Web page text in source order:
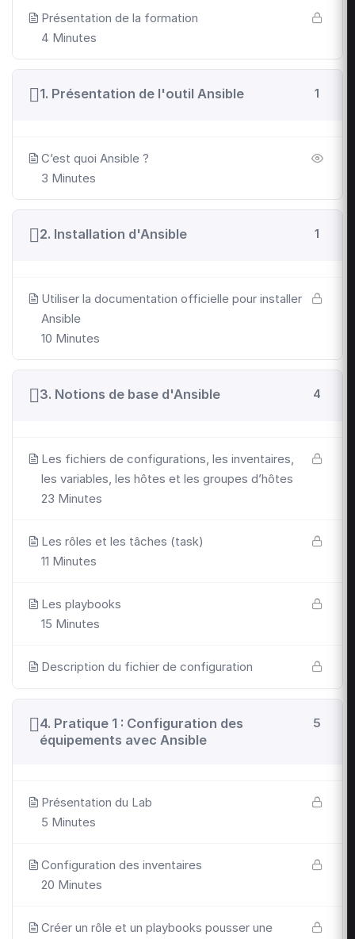
Présentation de la formation
4 Minutes
1. Présentation de l'outil Ansible 1
C’est quoi Ansible ?
3 Minutes
2. Installation d'Ansible 1
Utiliser la documentation officielle pour installer
Ansible
10 Minutes
3. Notions de base d'Ansible 4
Les fichiers de configurations, les inventaires,
les variables, les hôtes et les groupes d’hôtes
23 Minutes
Les rôles et les tâches (task)
11 Minutes
Les playbooks
15 Minutes
Description du fichier de configuration
4. Pratique 1 : Configuration des
équipements avec Ansible
5
Présentation du Lab
5 Minutes
Configuration des inventaires
20 Minutes
Créer un rôle et un playbooks pousser une